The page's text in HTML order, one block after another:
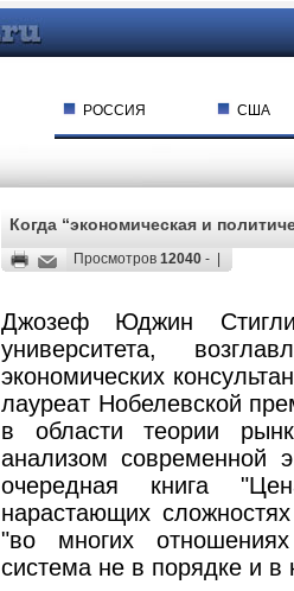
РОССИЯ США
Когда “экономическая и
Просмотров 12040 - |
Джозеф Юджин
университета,
экономических
лауреат Нобелевской
в области теории
анализом современной
очередная книга
нарастающих
"во многих
система не в порядке и в